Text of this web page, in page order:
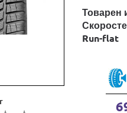
Товарен
Run-flat